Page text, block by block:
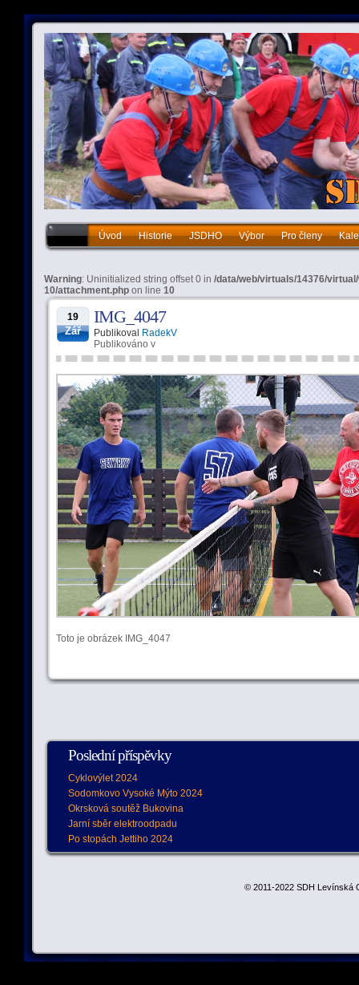
Úvod Historie JSDHO Výbor Pro členy
Warning: Uninitialized string offset 0 in /data/web/virtuals/14376/
10/attachment.php on line 10
19
Zář
IMG_4047
Publikoval RadekV
Publikováno v
Toto je obrázek IMG_4047
Poslední příspěvky
Cyklovýlet 2024
Sodomkovo Vysoké Mýto 2024
Okrsková soutěž Bukovina
Jarní sběr elektroodpadu
Po stopách Jettiho 2024
© 2011-2022 SDH Levínská